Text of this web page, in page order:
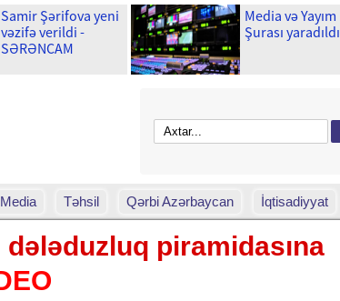
Samir Şərifova yeni
vəzifə verildi -
SƏRƏNCAM
Media və Yayım
Şurası yaradıldı
Media Təhsil Qərbi Azərbaycan İqtisadiyyat
piramidasına